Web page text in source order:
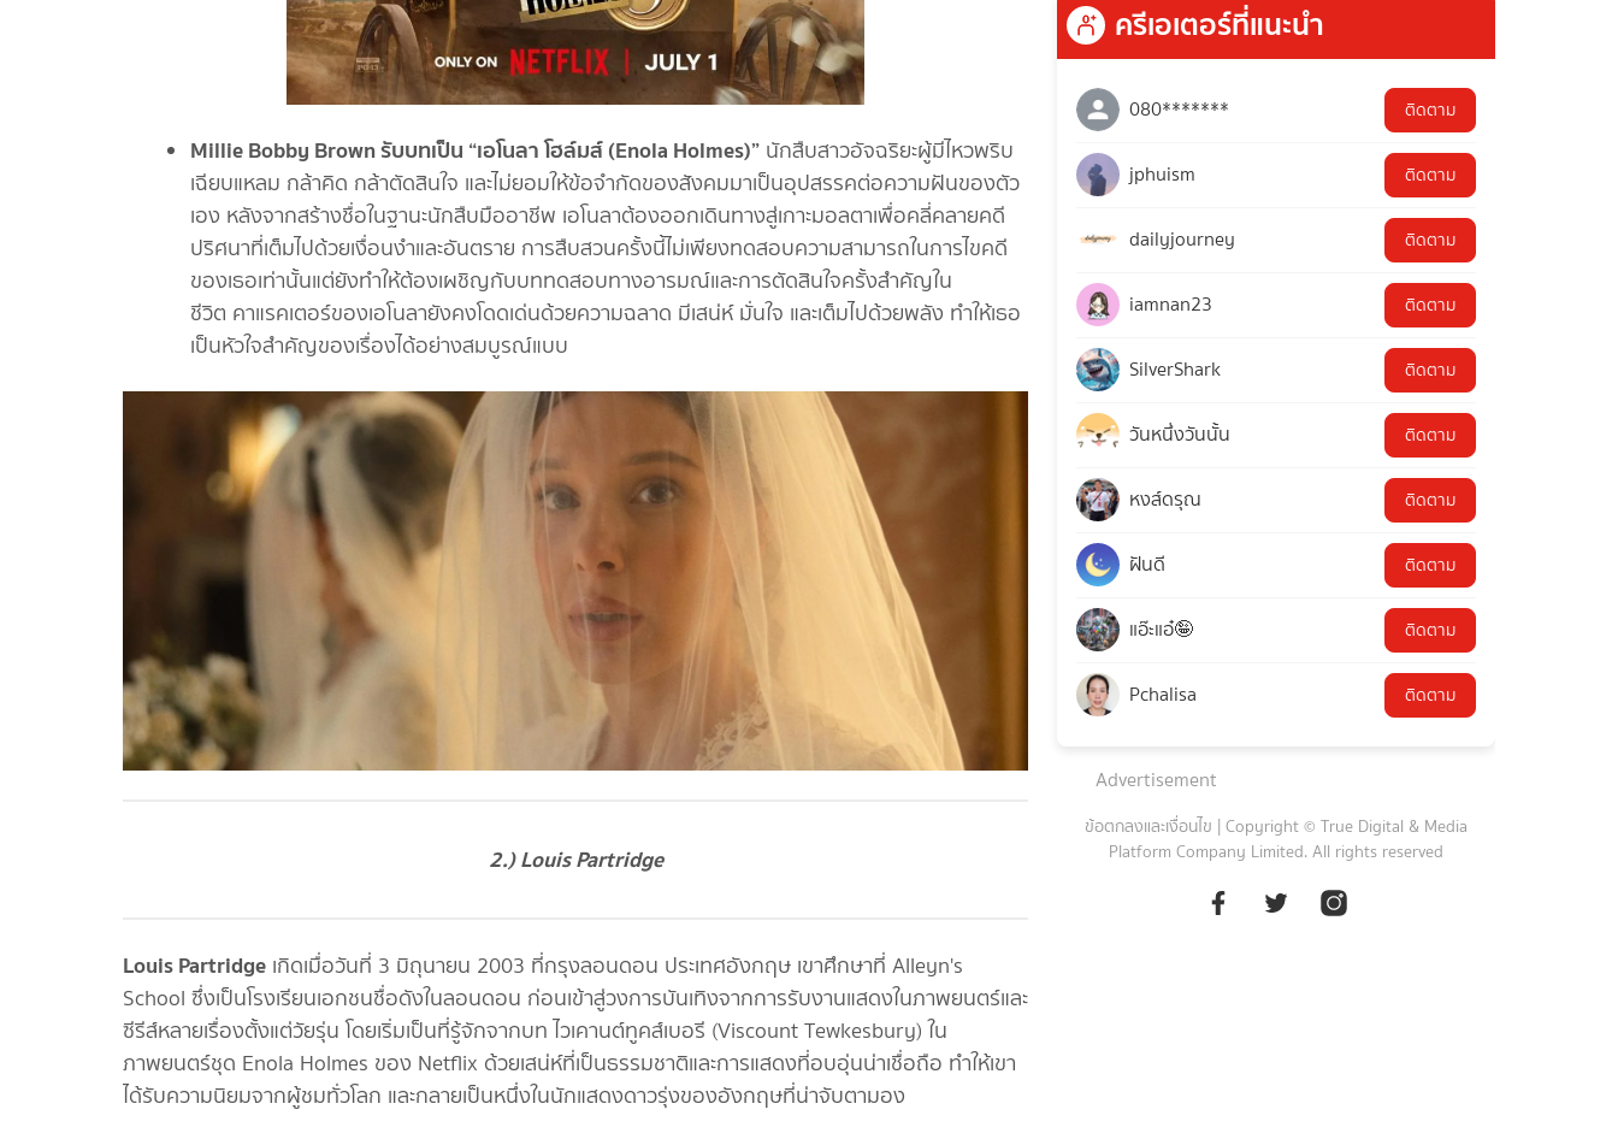
Millie Bobby Brown รับบทเป็น “เอโนลา โฮล์มส์ (Enola Holmes)” นักสืบสาวอัจฉริยะผู้มีไหวพริบ
เฉียบแหลม กล้าคิด กล้าตัดสินใจ และไม่ยอมให้ข้อจำกัดของสังคมมาเป็นอุปสรรคต่อความฝันของตัว
เอง หลังจากสร้างชื่อในฐานะนักสืบมืออาชีพ เอโนลาต้องออกเดินทางสู่เกาะมอลตาเพื่อคลี่คลายคดี
ปริศนาที่เต็มไปด้วยเงื่อนงำและอันตราย การสืบสวนครั้งนี้ไม่เพียงทดสอบความสามารถในการไขคดี
ของเธอเท่านั้นแต่ยังทำให้ต้องเผชิญกับบททดสอบทางอารมณ์และการตัดสินใจครั้งสำคัญใน
ชีวิต คาแรคเตอร์ของเอโนลายังคงโดดเด่นด้วยความฉลาด มีเสน่ห์ มั่นใจ และเต็มไปด้วยพลัง ทำให้เธอ
เป็นหัวใจสำคัญของเรื่องได้อย่างสมบูรณ์แบบ
2.) Louis Partridge
Louis Partridge เกิดเมื่อวันที่ 3 มิถุนายน 2003 ที่กรุงลอนดอน ประเทศอังกฤษ เขาศึกษาที่ Alleyn's
School ซึ่งเป็นโรงเรียนเอกชนชื่อดังในลอนดอน ก่อนเข้าสู่วงการบันเทิงจากการรับงานแสดงในภาพยนตร์และ
ซีรีส์หลายเรื่องตั้งแต่วัยรุ่น โดยเริ่มเป็นที่รู้จักจากบท ไวเคานต์ทูคส์เบอรี (Viscount Tewkesbury) ใน
ภาพยนตร์ชุด Enola Holmes ของ Netflix ด้วยเสน่ห์ที่เป็นธรรมชาติและการแสดงที่อบอุ่นน่าเชื่อถือ ทำให้เขา
ได้รับความนิยมจากผู้ชมทั่วโลก และกลายเป็นหนึ่งในนักแสดงดาวรุ่งของอังกฤษที่น่าจับตามอง
ครีเอเตอร์ที่แนะนำ
080******* ติดตาม
jphuism ติดตาม
dailyjourney ติดตาม
iamnan23 ติดตาม
SilverShark ติดตาม
วันหนึ่งวันนั้น ติดตาม
หงส์ดรุณ ติดตาม
ฝันดี ติดตาม
แอ๊ะแอ๋🤪 ติดตาม
Pchalisa ติดตาม
Advertisement
ข้อตกลงและเงื่อนไข | Copyright © True Digital & Media
Platform Company Limited. All rights reserved